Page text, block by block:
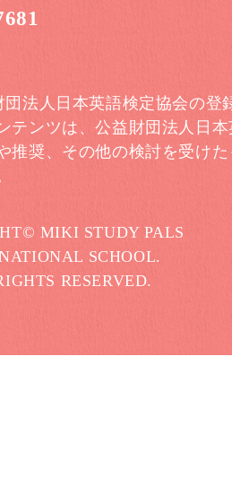
団法人日本英語検定協会の登
テンツは、公益財団法人日本
推奨、その他の検討を受けた
MIKI STUDY PALS
SCHOOL.
RESERVED.